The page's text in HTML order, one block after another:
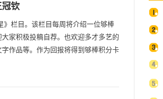
钦
》栏目。该栏目每周将介绍一位够棒
家积极投稿自荐。也欢迎多才多艺的
作品等。作为回报将得到够棒积分卡